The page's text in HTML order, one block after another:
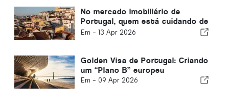
No mercado imobiliário de
Portugal, quem está cuidando de
você
Em - 13 Apr 2026
Golden Visa de Portugal: Criando
um “Plano B” europeu
Em - 09 Apr 2026